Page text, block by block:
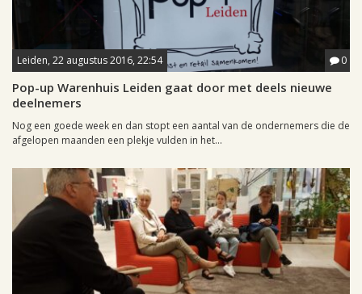
Leiden, 22 augustus 2016, 22:54 0
Pop-up Warenhuis Leiden gaat door met deels nieuwe
deelnemers
Nog een goede week en dan stopt een aantal van de ondernemers die de
afgelopen maanden een plekje vulden in het...